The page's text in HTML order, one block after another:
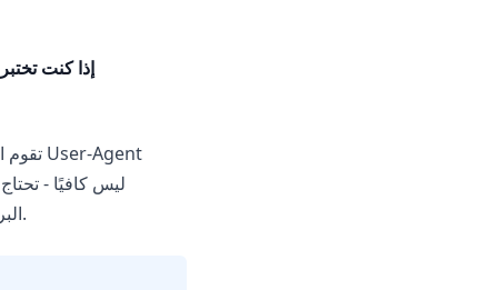
إذا كنت
البروكسي بالتزامن مع متصفح مكافحة الكشف. سنناقش ذلك بمزيد من التفصيل في الأقسام التالية.